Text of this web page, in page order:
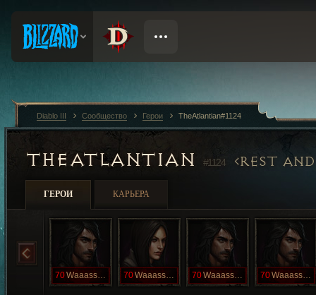
THEATLANTIAN #1124 REST
ГЕРОИ КАРЬЕРА
70 Waaasssuuppp 70 Waaasssuuupp 70 Waaasssuuupp 70 Waaasssuuupp
Diablo III Сообщество Герои TheAtlantian#1124